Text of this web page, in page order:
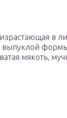
в
выпуклой
мякоть,